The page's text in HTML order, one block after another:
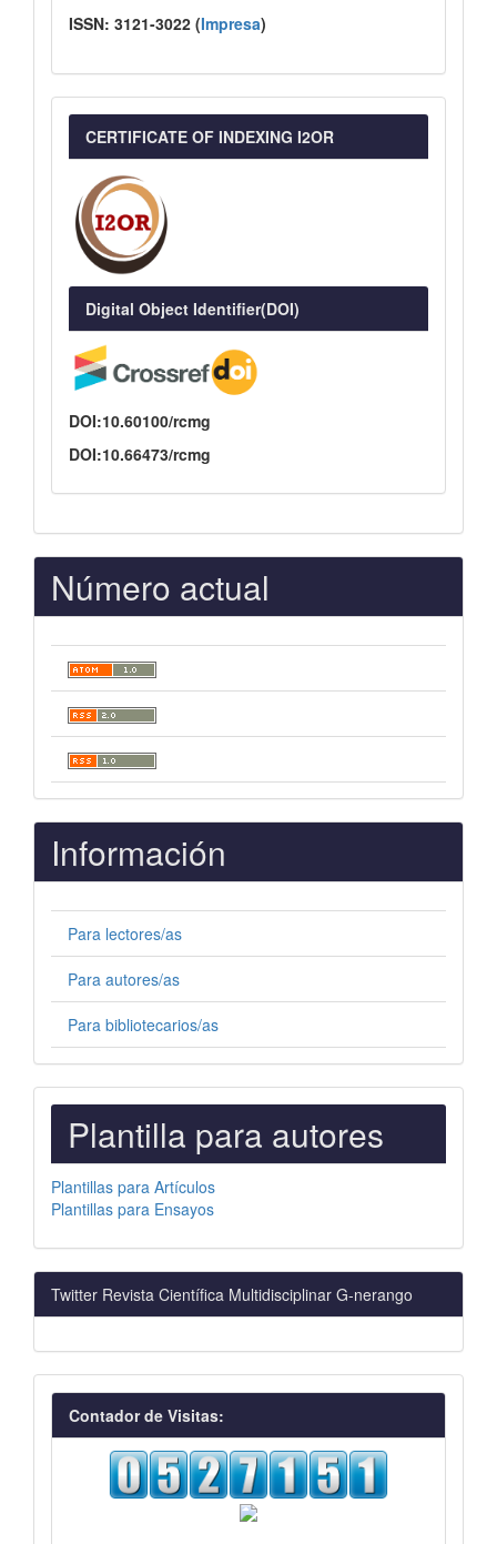
ISSN: 3121-3022 (Impresa)
CERTIFICATE OF INDEXING I2OR
Digital Object Identifier(DOI)
DOI:10.60100/rcmg
DOI:10.66473/rcmg
Número actual
Información
Para lectores/as
Para autores/as
Para bibliotecarios/as
PLANTILLAS
PARA
AUTORES
Plantilla para autores
Plantillas para Artículos
Plantillas para Ensayos
Twitter Revista Científica Multidisciplinar G-nerango
visitas
Contador de Visitas: